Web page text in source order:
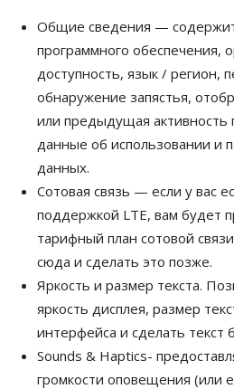
Общие сведения —
программного обеспечения,
доступность, язык / регион,
обнаружение запястья,
или предыдущая активность
данные об использовании и
данных.
Сотовая связь — если у вас
поддержкой LTE, вам будет
тарифный план сотовой
сюда и сделать это позже.
Яркость и размер текста.
яркость дисплея, размер
интерфейса и сделать текст
Sounds & Haptics-
громкости оповещения (или